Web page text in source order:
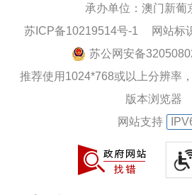
承办单位：澳门新葡
苏ICP备10219514号-1
网站标
苏公网安备
推荐使用1024*768或以上分辨率
版本浏览器
网站支持